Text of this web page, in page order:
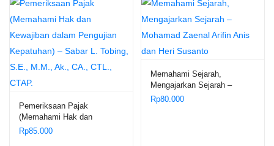
Pemeriksaan Pajak
(Memahami Hak dan
Kewajiban dalam Pengujian
Rp85.000
Memahami Sejarah,
Mengajarkan Sejarah –
Mohamad Zaenal Arifin Anis
Rp80.000